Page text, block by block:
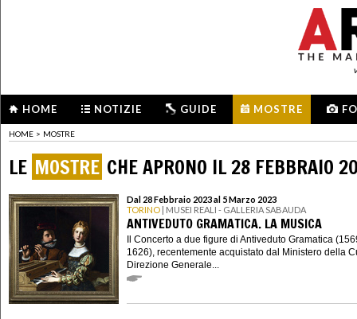
HOME NOTIZIE GUIDE MOSTRE
HOME > MOSTRE
LE MOSTRE CHE APRONO IL 28 FEBBRAIO
Dal 28 Febbraio 2023 al 5 Marzo 2023
TORINO | MUSEI REALI - GALLERIA SABAUDA
ANTIVEDUTO GRAMATICA. LA MUSICA
Il Concerto a due figure di Antiveduto Gramatica
1626), recentemente acquistato dal Ministero della
Direzione Generale...